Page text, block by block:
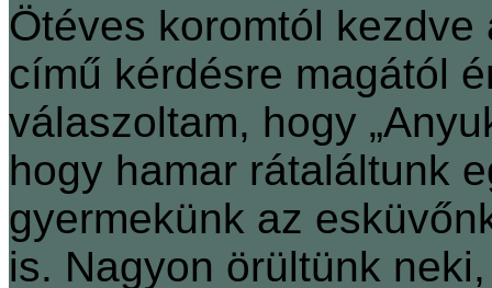
Ötéves koromtól kezdve
című kérdésre magától
válaszoltam, hogy
hogy hamar rátaláltunk
gyermekünk az
is. Nagyon örültünk